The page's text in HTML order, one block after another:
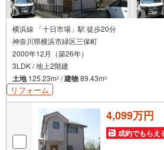
横浜線 「十日市場」駅 徒歩20分
神奈川県横浜市緑区三保町
2000年12月（築26年）
3LDK / 地上2階建
土地125.23m2 /建物89.43m2
リフォーム
4,099万円
成約でもらえ